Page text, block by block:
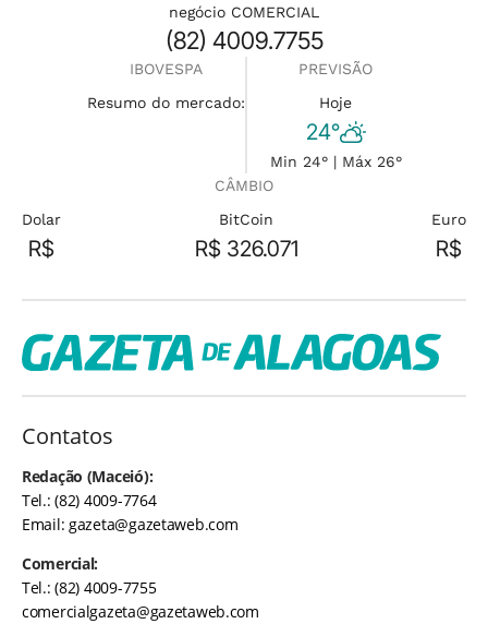
negócio COMERCIAL
(82) 4009.7755
IBOVESPA
Resumo do mercado:
PREVISÃO
Hoje
24°
Min 24° | Máx 26°
CÂMBIO
Dolar
R$
BitCoin
R$ 326.071
Euro
R$
Contatos
Redação (Maceió):
Tel.: (82) 4009-7764
Email:gazeta@gazetaweb.com
Comercial:
Tel.: (82) 4009-7755
comercialgazeta@gazetaweb.com